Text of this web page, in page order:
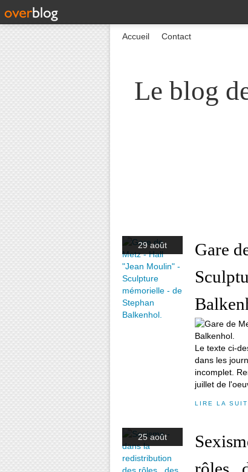
Le blog
Accueil Contact
29 août
Gare
Le texte ci-
dans les
incomplet.
juillet de
LIRE LA
25 août